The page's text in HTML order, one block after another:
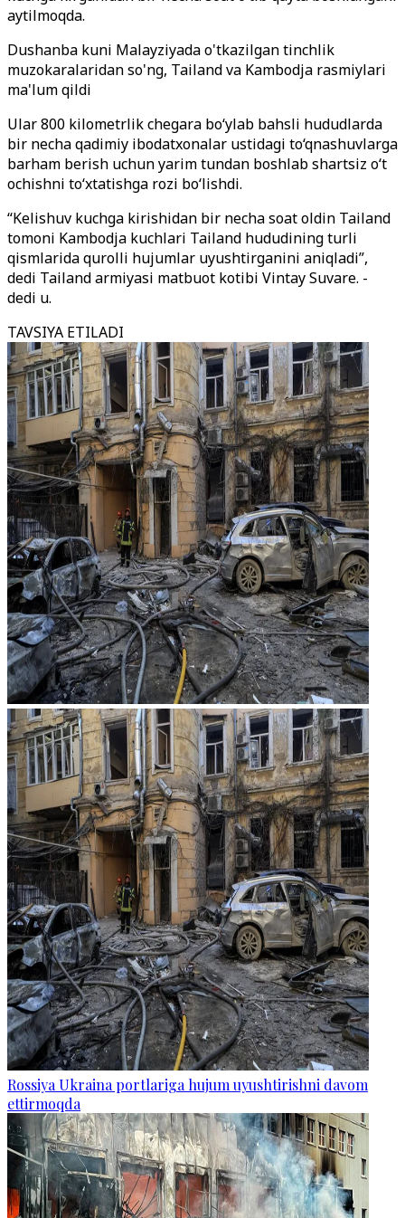
aytilmoqda.
Dushanba kuni Malayziyada o'tkazilgan tinchlik
muzokaralaridan so'ng, Tailand va Kambodja rasmiylari
ma'lum qildi
Ular 800 kilometrlik chegara bo‘ylab bahsli hududlarda
bir necha qadimiy ibodatxonalar ustidagi to‘qnashuvlarga
barham berish uchun yarim tundan boshlab shartsiz o‘t
ochishni to‘xtatishga rozi bo‘lishdi.
“Kelishuv kuchga kirishidan bir necha soat oldin Tailand
tomoni Kambodja kuchlari Tailand hududining turli
qismlarida qurolli hujumlar uyushtirganini aniqladi”,
dedi Tailand armiyasi matbuot kotibi Vintay Suvare. -
dedi u.
TAVSIYA ETILADI
Rossiya Ukraina portlariga hujum uyushtirishni davom
ettirmoqda